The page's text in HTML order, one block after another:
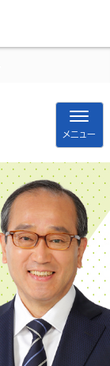
メニュー